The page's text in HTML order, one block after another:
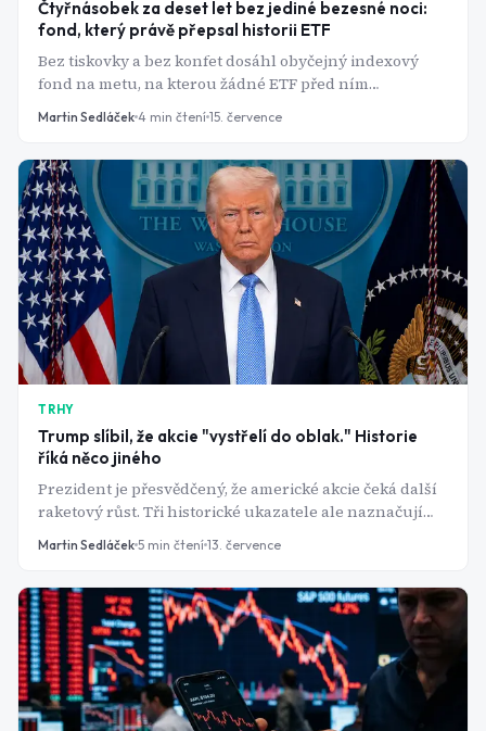
Čtyřnásobek za deset let bez jediné bezesné noci:
fond, který právě přepsal historii ETF
Bez tiskovky a bez konfet dosáhl obyčejný indexový
fond na metu, na kterou žádné ETF před ním
nedosáhlo. A jeho desetiletá bilance ukazuje, proč se
Martin Sedláček 4 min čtení 15. července
TRHY
Trump slíbil, že akcie "vystřelí do oblak." Historie
říká něco jiného
Prezident je přesvědčený, že americké akcie čeká další
raketový růst. Tři historické ukazatele ale naznačují
přesný opak - a všechny tři teď svítí červeně současně.
Martin Sedláček 5 min čtení 13. července